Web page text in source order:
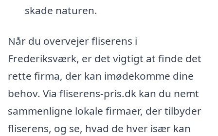
skade naturen.
Når du overvejer fliserens i
Frederiksværk, er det vigtigt at finde det
rette firma, der kan imødekomme dine
behov. Via fliserens-pris.dk kan du nemt
sammenligne lokale firmaer, der tilbyder
fliserens, og se, hvad de hver især kan